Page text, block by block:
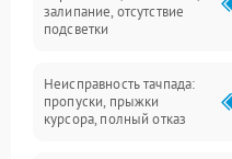
Батарея
Сеть и интернет
залипание, отсутствие
подсветки
Неисправность тачпада:
пропуски, прыжки
курсора, полный отказ